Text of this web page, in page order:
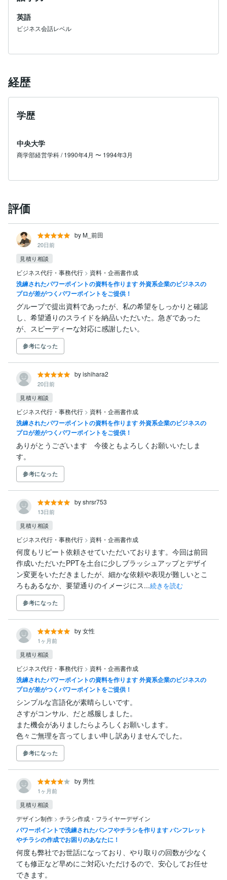
英語
ビジネス会話レベル
経歴
学歴
中央大学
商学部経営学科 / 1990年4月 〜 1994年3月
評価
by M_前田
20日前
見積り相談
ビジネス代行・事務代行 > 資料・企画書作成
洗練されたパワーポイントの資料を作ります 外資系企業のビジネスの
プロが差がつくパワーポイントをご提供！
グループで提出資料であったが、私の希望をしっかりと確認
し、希望通りのスライドを納品いただいた。急ぎであった
が、スピーディーな対応に感謝したい。
参考になった
by ishihara2
20日前
見積り相談
ビジネス代行・事務代行 > 資料・企画書作成
洗練されたパワーポイントの資料を作ります 外資系企業のビジネスの
プロが差がつくパワーポイントをご提供！
ありがとうございます　今後ともよろしくお願いいたしま
す。
参考になった
by shrsr753
13日前
見積り相談
ビジネス代行・事務代行 > 資料・企画書作成
何度もリピート依頼させていただいております。今回は前回
作成いただいたPPTを土台に少しブラッシュアップとデザイ
ン変更をいただきましたが、細かな依頼や表現が難しいとこ
ろもあるなか、要望通りのイメージにス...続きを読む
参考になった
by 女性
1ヶ月前
見積り相談
ビジネス代行・事務代行 > 資料・企画書作成
洗練されたパワーポイントの資料を作ります 外資系企業のビジネスの
プロが差がつくパワーポイントをご提供！
シンプルな言語化が素晴らしいです。
さすがコンサル、だと感服しました。
また機会がありましたらよろしくお願いします。
色々ご無理を言ってしまい申し訳ありませんでした。
参考になった
by 男性
1ヶ月前
見積り相談
デザイン制作 > チラシ作成・フライヤーデザイン
パワーポイントで洗練されたパンフやチラシを作ります パンフレット
やチラシの作成でお困りのあなたに！
何度も弊社でお世話になっており、やり取りの回数が少なく
ても修正など早めにご対応いただけるので、安心してお任せ
できます。